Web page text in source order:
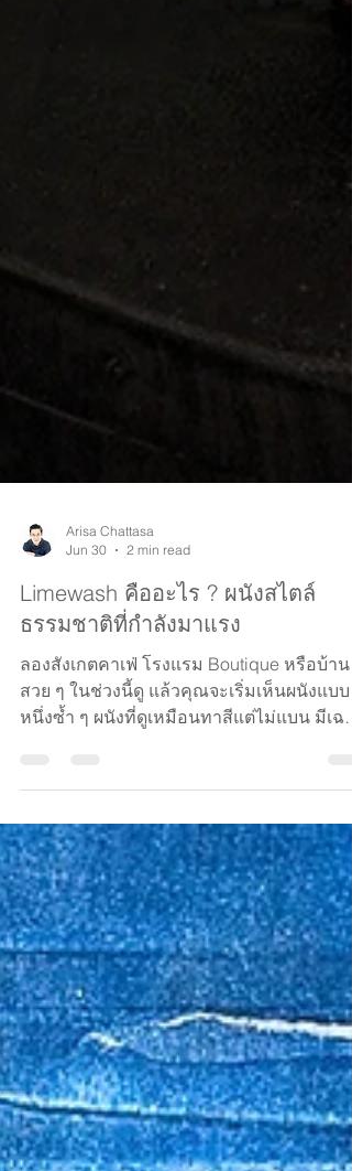
Arisa Chattasa
2 min read
Limewash คืออะไร ? ผนังสไตล์
ธรรมชาติที่กำลังมาแรง
สวย ๆ ในช่วงนี้ดู แล้วคุณจะเริ่มเห็นผนังแบบ
หนึ่งซ้ำ ๆ ผนังที่ดูเหมือนทาสีแต่ไม่แบน มีเฉด
อ่อนเข้มไล่กันเป็นปุยเมฆนุ่ม ๆ เปลี่ยนอารมณ์
ไปตามแสงเช้าและแสงเย็น ดูเก่าอย่างมีรสนิ
ทั้งที่เพิ่งทำเสร็จ ผนังแบบนั้นมีชื่อว่า
และมันกำลังกลับมาเป็นที่ต้องการอีกครั้ง สีทา
ผนังให้ “สี” แต่ Limewash ให้ “บรรยากาศ”
Limewash คือ อะไรกันแน่ ? Limewash คือ สี
ผนังจากธรรมชาติที่ทำจากปูนขาว
เผาแล้วบ่มกับน้ำ) ผสมเม็ดสีจากแร่ธาตุ มันไม่
ได้ “เ